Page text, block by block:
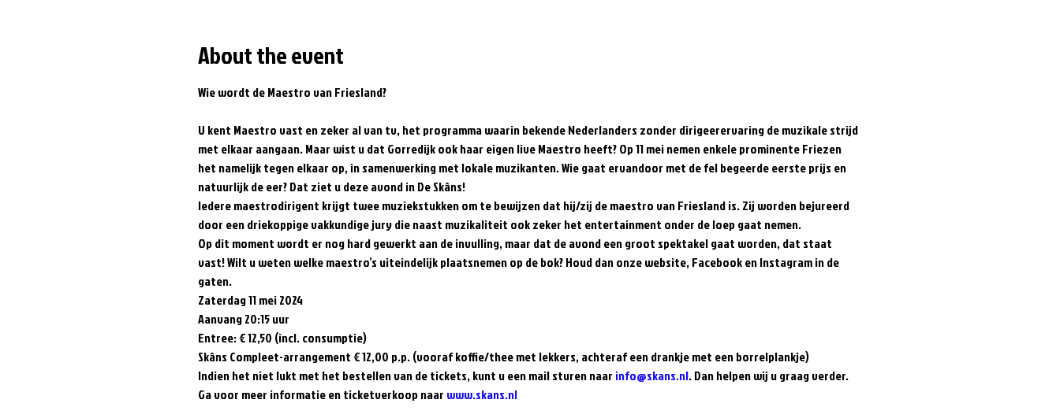
About the event
Wie wordt de Maestro van Friesland?
U kent Maestro vast en zeker al van tv, het programma waarin bekende Nederlanders zonder dirigeerervaring de muzikale strijd
met elkaar aangaan. Maar wist u dat Gorredijk ook haar eigen live Maestro heeft? Op 11 mei nemen enkele prominente Friezen
het namelijk tegen elkaar op, in samenwerking met lokale muzikanten. Wie gaat ervandoor met de fel begeerde eerste prijs en
natuurlijk de eer? Dat ziet u deze avond in De Skâns!
Iedere maestrodirigent krijgt twee muziekstukken om te bewijzen dat hij/zij de maestro van Friesland is. Zij worden bejureerd
door een driekoppige vakkundige jury die naast muzikaliteit ook zeker het entertainment onder de loep gaat nemen.
Op dit moment wordt er nog hard gewerkt aan de invulling, maar dat de avond een groot spektakel gaat worden, dat staat
vast! Wilt u weten welke maestro’s uiteindelijk plaatsnemen op de bok? Houd dan onze website, Facebook en Instagram in de
gaten.
Zaterdag 11 mei 2024
Aanvang 20:15 uur
Entree: € 12,50 (incl. consumptie)
Skâns Compleet-arrangement € 12,00 p.p. (vooraf koffie/thee met lekkers, achteraf een drankje met een borrelplankje)
Indien het niet lukt met het bestellen van de tickets, kunt u een mail sturen naar info@skans.nl. Dan helpen wij u graag verder.
Ga voor meer informatie en ticketverkoop naar www.skans.nl